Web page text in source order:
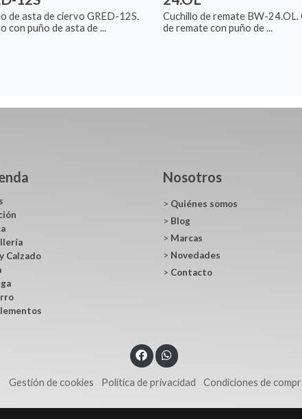
de asta de ciervo GRED-12S.
con puño de asta de ...
Cuchillo de remate BW-24.OL.
de remate con puño de ...
Calzado
Nosotros
> Quiénes somos
> Blog
> Marcas
> Novedades
> Contacto
Gestión de cookies Política de privacidad Condiciones de